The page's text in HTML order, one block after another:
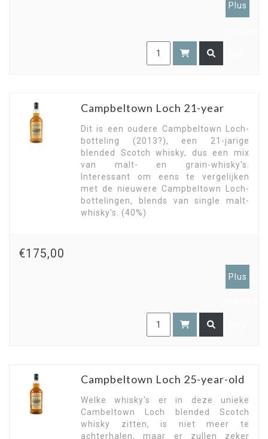
Plus
Campbeltown Loch 21-year
Dit is een oudere Campbeltown Loch-
botteling (2013?), een 21-jarige
blended Scotch whisky, dus een mix
van malt- en grain-whisky's.
Interessant om eens te vergelijken
met de nieuwere Campbeltown Loch-
bottelingen, blends van single malt-
whisky's. (40%)
€175,00
Plus
Campbeltown Loch 25-year-old
Welke whisky's er in deze unieke
Cambeltown Loch blended Scotch
whisky zitten, is niet meer te
achterhalen, maar er zullen zeker